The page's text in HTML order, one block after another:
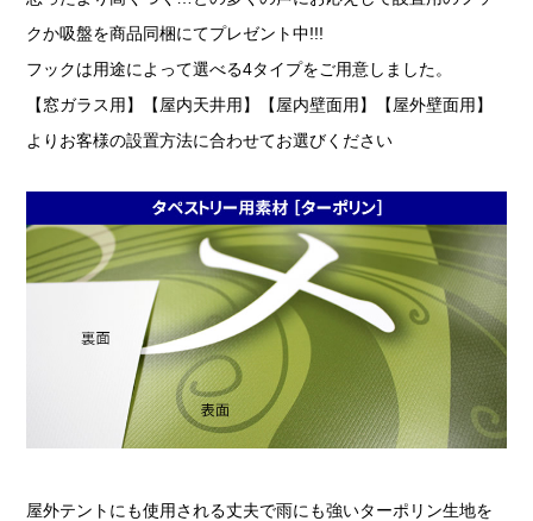
クか吸盤を商品同梱にてプレゼント中!!!
フックは用途によって選べる4タイプをご用意しました。
【窓ガラス用】【屋内天井用】【屋内壁面用】【屋外壁面用】
よりお客様の設置方法に合わせてお選びください
屋外テントにも使用される丈夫で雨にも強いターポリン生地を